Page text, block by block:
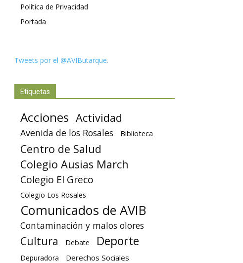
Política de Privacidad
Portada
Tweets por el @AVIButarque.
Etiquetas
Acciones Actividad
Avenida de los Rosales Biblioteca
Centro de Salud
Colegio Ausias March
Colegio El Greco
Colegio Los Rosales
Comunicados de AVIB
Contaminación y malos olores
Cultura Debate Deporte
Depuradora Derechos Sociales